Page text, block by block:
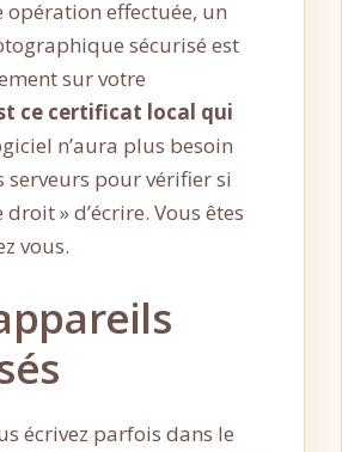
opération effectuée, un
sécurisé est
sur votre
ce certificat local qui
n’aura plus besoin
serveurs pour vérifier si
droit » d’écrire. Vous êtes
vous.
écrivez parfois dans le